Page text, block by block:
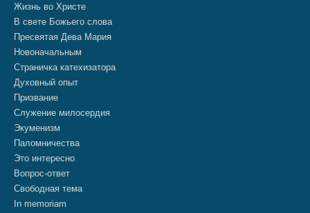
Жизнь во Христе
В свете Божьего слова
Пресвятая Дева Мария
Новоначальным
Страничка катехизатора
Духовный опыт
Призвание
Служение милосердия
Экуменизм
Паломничества
Это интересно
Вопрос-ответ
Свободная тема
In memoriam